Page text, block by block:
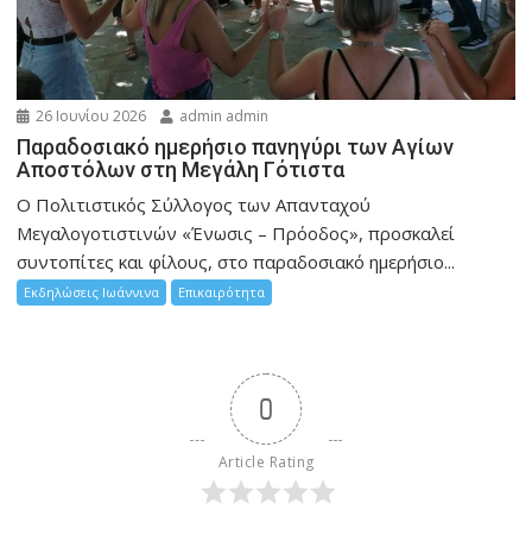
26 Ιουνίου 2026 admin admin
Παραδοσιακό ημερήσιο πανηγύρι των Αγίων
Αποστόλων στη Μεγάλη Γότιστα
Ο Πολιτιστικός Σύλλογος των Απανταχού
Μεγαλογοτιστινών «Ένωσις – Πρόοδος», προσκαλεί
συντοπίτες και φίλους, στο παραδοσιακό ημερήσιο...
Εκδηλώσεις Ιωάννινα Επικαιρότητα
0
Article Rating